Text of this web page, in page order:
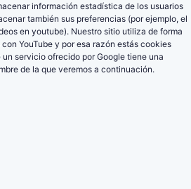
información estadística de los usuarios
también sus preferencias (por ejemplo, el
en youtube). Nuestro sitio utiliza de forma
YouTube y por esa razón estás cookies
un servicio ofrecido por Google tiene una
de la que veremos a continuación.